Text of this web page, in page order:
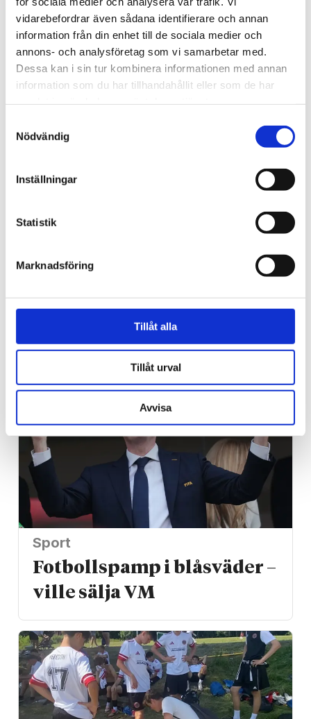
vidarebefordrar även sådana identifierare och annan
information från din enhet till de sociala medier och
annons- och analysföretag som vi samarbetar med.
Dessa kan i sin tur kombinera informationen med annan
information som du har tillhandahållit eller som de har
Nödvändig
Inställningar
Statistik
Marknadsföring
Tillåt alla
Tillåt urval
Avvisa
Förtalslagen
Rättegång mot Alfvén
närmar sig – nu kräver
tusentals ändrad
lagstiftning
Inför söndag
När hjärtat säger ja till Gud
Sport
Fotbollspamp i blåsväder –
ville sälja VM